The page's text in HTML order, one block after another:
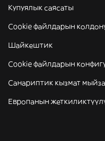
Купуялык саясаты
Cookie файлдарын
Шайкештик
Cookie файлдарын
Санариптик кызмат
Европанын